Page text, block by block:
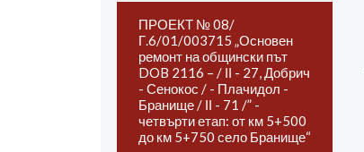
ПРОЕКТ № 08/
Г.6/01/003715 „Основен
ремонт на общински път
DOB 2116 – / ІІ - 27, Добрич
- Сенокос / - Плачидол -
Бранище / ІІ - 71 /” -
четвърти етап: от км 5+500
до км 5+750 село Бранище“